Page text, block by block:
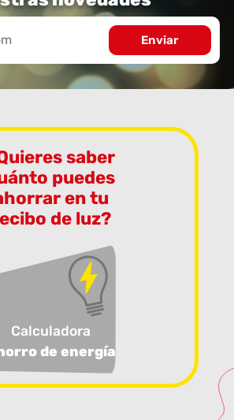
saber
puedes
en tu
de luz?
Calculadora
de energía